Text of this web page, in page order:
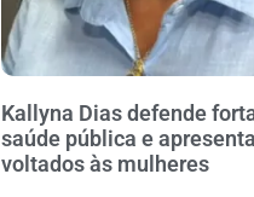
Kallyna Dias defende
saúde pública e
voltados às mulheres